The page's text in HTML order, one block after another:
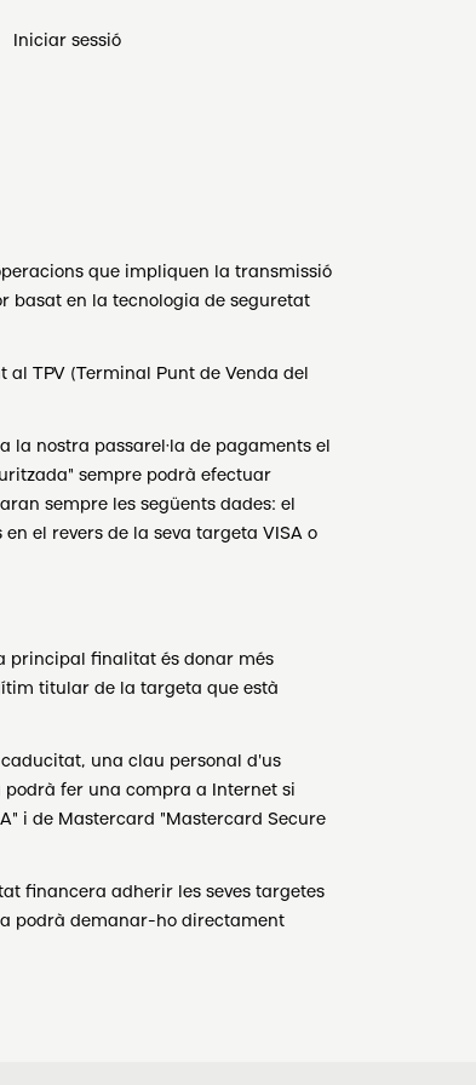
Iniciar sessió
que impliquen la transmissió
basat en la tecnologia de seguretat
TPV (Terminal Punt de Venda del
nostra passarel·la de pagaments el
sempre podrà efectuar
sempre les següents dades: el
el revers de la seva targeta VISA o
principal finalitat és donar més
titular de la targeta que està
una clau personal d'us
fer una compra a Internet si
i de Mastercard "Mastercard Secure
financera adherir les seves targetes
podrà demanar-ho directament